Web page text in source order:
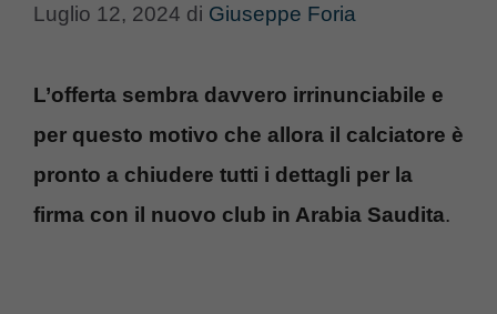
Luglio 12, 2024 di Giuseppe Foria
L’offerta sembra davvero irrinunciabile e
per questo motivo che allora il calciatore è
pronto a chiudere tutti i dettagli per la
firma con il nuovo club in Arabia Saudita.